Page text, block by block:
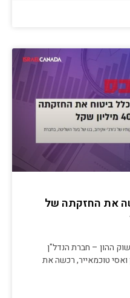
את החזקתה של
ההון – חברת הנדל"ן
טוכמאייר, רכשה את